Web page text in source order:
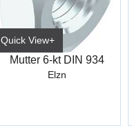
Quick View+
Mutter 6-kt DIN 934
Elzn